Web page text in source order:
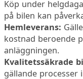
Köp under
på bilen kan
Hemleverans:
kostnad beroende
anläggningen.
Kvalitetssäkrade
gällande processer